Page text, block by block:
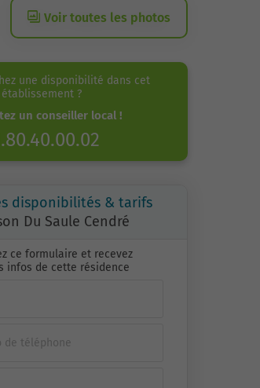
Voir toutes les photos
une disponibilité dans cet
établissement ?
un conseiller local !
disponibilités & tarifs
Du Saule Cendré
ce formulaire et recevez
infos de cette résidence